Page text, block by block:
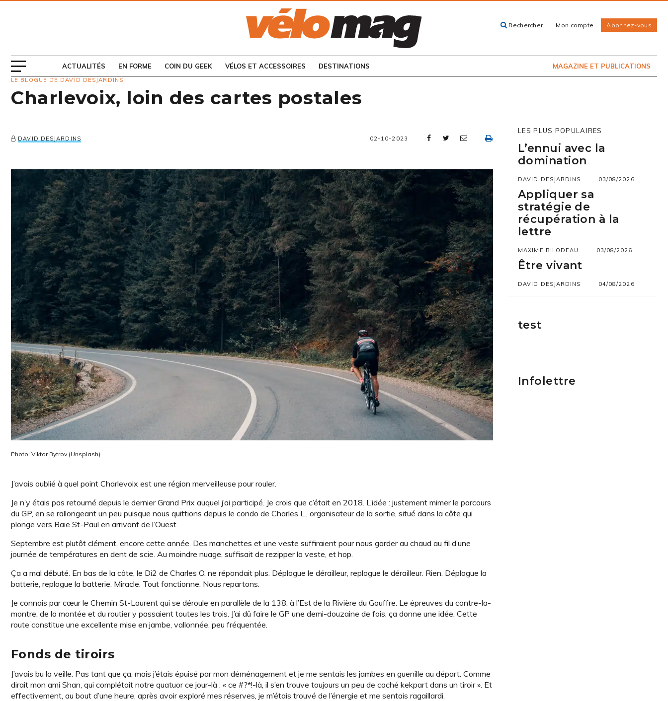
Rechercher Mon compte Abonnez-vous
ACTUALITÉS EN FORME COIN DU GEEK VÉLOS ET ACCESSOIRES DESTINATIONS MAGAZINE ET PUBLICATIONS
CONSULTEZ LES
EN KIOSQUE
LE BLOGUE DE DAVID DESJARDINS
Charlevoix, loin des cartes postales
DAVID DESJARDINS 02-10-2023
Photo: Viktor Bytrov (Unsplash)
J’avais oublié à quel point Charlevoix est une région merveilleuse pour rouler.
Je n’y étais pas retourné depuis le dernier Grand Prix auquel j’ai participé. Je crois que c’était en 2018. L’idée : justement mimer le parcours
du GP, en se rallongeant un peu puisque nous quittions depuis le condo de Charles L., organisateur de la sortie, situé dans la côte qui
plonge vers Baie St-Paul en arrivant de l’Ouest.
Septembre est plutôt clément, encore cette année. Des manchettes et une veste suffiraient pour nous garder au chaud au fil d’une
journée de températures en dent de scie. Au moindre nuage, suffisait de rezipper la veste, et hop.
Ça a mal débuté. En bas de la côte, le Di2 de Charles O. ne répondait plus. Déplogue le dérailleur, replogue le dérailleur. Rien. Déplogue la
batterie, replogue la batterie. Miracle. Tout fonctionne. Nous repartons.
Je connais par cœur le Chemin St-Laurent qui se déroule en parallèle de la 138, à l’Est de la Rivière du Gouffre. Le épreuves du contre-la-
montre, de la montée et du routier y passaient toutes les trois. J’ai dû faire le GP une demi-douzaine de fois, ça donne une idée. Cette
route constitue une excellente mise en jambe, vallonnée, peu fréquentée.
Fonds de tiroirs
J’avais bu la veille. Pas tant que ça, mais j’étais épuisé par mon déménagement et je me sentais les jambes en guenille au départ. Comme
dirait mon ami Shan, qui complétait notre quatuor ce jour-là : « ce #?*!-là, il s’en trouve toujours un peu de caché kekpart dans un tiroir ». Et
effectivement, au bout d’une heure, après avoir exploré mes réserves, je m’étais trouvé de l’énergie et me sentais ragaillardi.
LES PLUS POPULAIRES
L’ennui avec la
domination
DAVID DESJARDINS 03/08/2026
Appliquer sa
stratégie de
récupération à la
lettre
MAXIME BILODEAU 03/08/2026
Être vivant
DAVID DESJARDINS 04/08/2026
test
Infolettre